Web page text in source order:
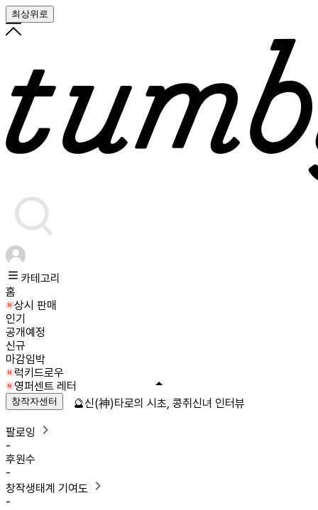
최상위로
카테고리
홈
상시 판매
인기
공개예정
신규
마감임박
럭키드로우
영퍼센트 레터
창작자센터
팔로잉
-
후원수
-
창작생태계 기여도
-
🔮신(神)타로의 시초, 콩쥐신녀 인터뷰